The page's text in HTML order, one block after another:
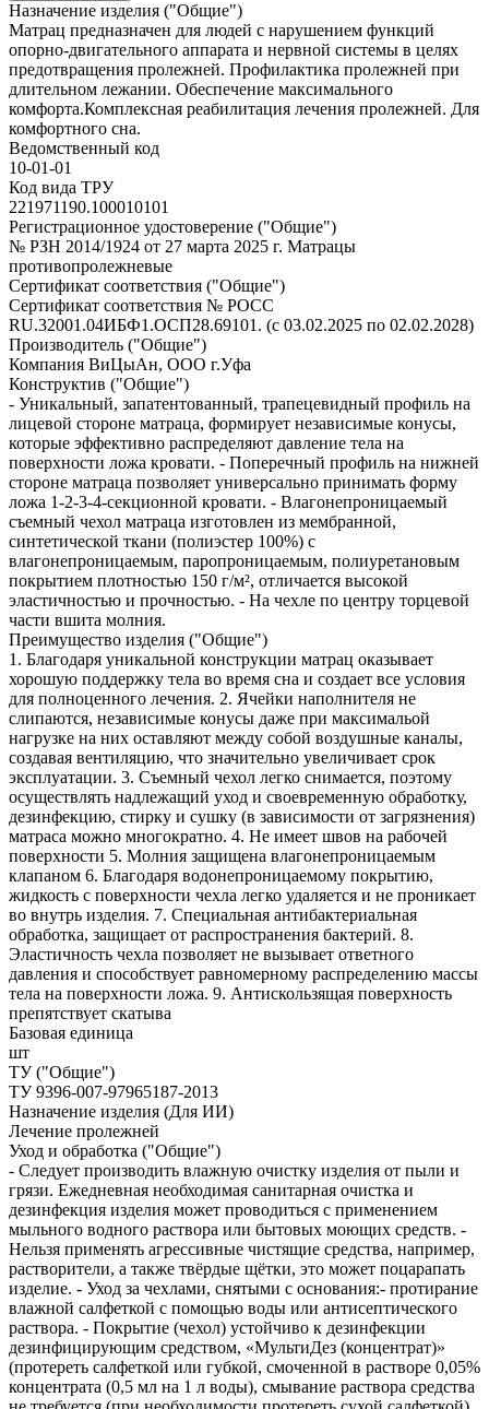
Назначение изделия ("Общие")
Матрац предназначен для людей с нарушением функций
опорно-двигательного аппарата и нервной системы в целях
предотвращения пролежней. Профилактика пролежней при
длительном лежании. Обеспечение максимального
комфорта.Комплексная реабилитация лечения пролежней. Для
комфортного сна.
Ведомственный код
10-01-01
Код вида ТРУ
221971190.100010101
Регистрационное удостоверение ("Общие")
№ РЗН 2014/1924 от 27 марта 2025 г. Матрацы
противопролежневые
Сертификат соответствия ("Общие")
Сертификат соответствия № РОСС
RU.32001.04ИБФ1.ОСП28.69101. (с 03.02.2025 по 02.02.2028)
Производитель ("Общие")
Компания ВиЦыАн, ООО г.Уфа
Конструктив ("Общие")
- Уникальный, запатентованный, трапецевидный профиль на
лицевой стороне матраца, формирует независимые конусы,
которые эффективно распределяют давление тела на
поверхности ложа кровати. - Поперечный профиль на нижней
стороне матраца позволяет универсально принимать форму
ложа 1-2-3-4-секционной кровати. - Влагонепроницаемый
съемный чехол матраца изготовлен из мембранной,
синтетической ткани (полиэстер 100%) с
влагонепроницаемым, паропроницаемым, полиуретановым
покрытием плотностью 150 г/м², отличается высокой
эластичностью и прочностью. - На чехле по центру торцевой
части вшита молния.
Преимущество изделия ("Общие")
1. Благодаря уникальной конструкции матрац оказывает
хорошую поддержку тела во время сна и создает все условия
для полноценного лечения. 2. Ячейки наполнителя не
слипаются, независимые конусы даже при максимальой
нагрузке на них оставляют между собой воздушные каналы,
создавая вентиляцию, что значительно увеличивает срок
эксплуатации. 3. Съемный чехол легко снимается, поэтому
осуществлять надлежащий уход и своевременную обработку,
дезинфекцию, стирку и сушку (в зависимости от загрязнения)
матраса можно многократно. 4. Не имеет швов на рабочей
поверхности 5. Молния защищена влагонепроницаемым
клапаном 6. Благодаря водонепроницаемому покрытию,
жидкость с поверхности чехла легко удаляется и не проникает
во внутрь изделия. 7. Специальная антибактериальная
обработка, защищает от распространения бактерий. 8.
Эластичность чехла позволяет не вызывает ответного
давления и способствует равномерному распределению массы
тела на поверхности ложа. 9. Антискользящая поверхность
препятствует скатыва
Базовая единица
шт
ТУ ("Общие")
ТУ 9396-007-97965187-2013
Назначение изделия (Для ИИ)
Лечение пролежней
Уход и обработка ("Общие")
- Следует производить влажную очистку изделия от пыли и
грязи. Ежедневная необходимая санитарная очистка и
дезинфекция изделия может проводиться с применением
мыльного водного раствора или бытовых моющих средств. -
Нельзя применять агрессивные чистящие средства, например,
растворители, а также твёрдые щётки, это может поцарапать
изделие. - Уход за чехлами, снятыми с основания:- протирание
влажной салфеткой с помощью воды или антисептического
раствора. - Покрытие (чехол) устойчиво к дезинфекции
дезинфицирующим средством, «МультиДез (концентрат)»
(протереть салфеткой или губкой, смоченной в растворе 0,05%
концентрата (0,5 мл на 1 л воды), смывание раствора средства